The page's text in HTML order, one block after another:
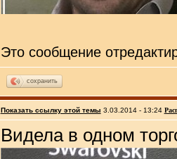
Это сообщение
сохранить
Показать ссылку этой темы 3.03.2014 - 13:24
Видела в одном